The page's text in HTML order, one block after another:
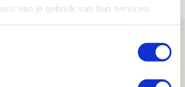
van je gebruik van hun services.